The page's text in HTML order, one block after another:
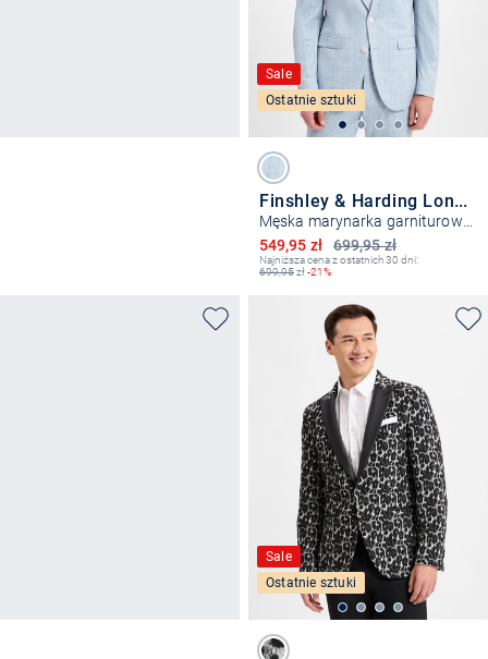
Sale
Ostatnie sztuki
Finshley & Harding London
699,95 zł
Obniżona cena
549,95 zł
Najniższa cena z ostatnich 30 dni:
699,95zł-21%
Sale
Ostatnie sztuki